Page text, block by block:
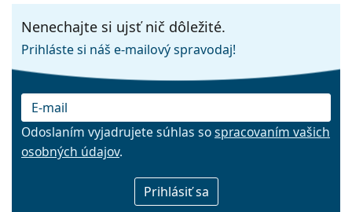
Nenechajte si ujsť nič dôležité.
Prihláste si náš e-mailový spravodaj!
Odoslaním vyjadrujete súhlas sospracovaním vašich
osobných údajov.